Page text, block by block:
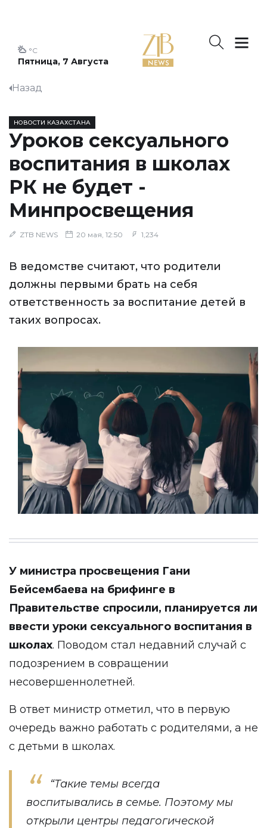
Пятница, 7 Августа
°C
Назад
НОВОСТИ КАЗАХСТАНА
Уроков сексуального
воспитания в школах
РК не будет -
Минпросвещения
ZTB NEWS 20 мая, 12:50 1,234
В ведомстве считают, что родители
должны первыми брать на себя
ответственность за воспитание детей в
таких вопросах.
У министра просвещения Гани
Бейсембаева на брифинге в
Правительстве спросили, планируется ли
ввести уроки сексуального воспитания в
школах. Поводом стал недавний случай с
подозрением в совращении
несовершеннолетней.
В ответ министр отметил, что в первую
очередь важно работать с родителями, а не
с детьми в школах.
“Такие темы всегда
воспитывались в семье. Поэтому мы
открыли центры педагогической